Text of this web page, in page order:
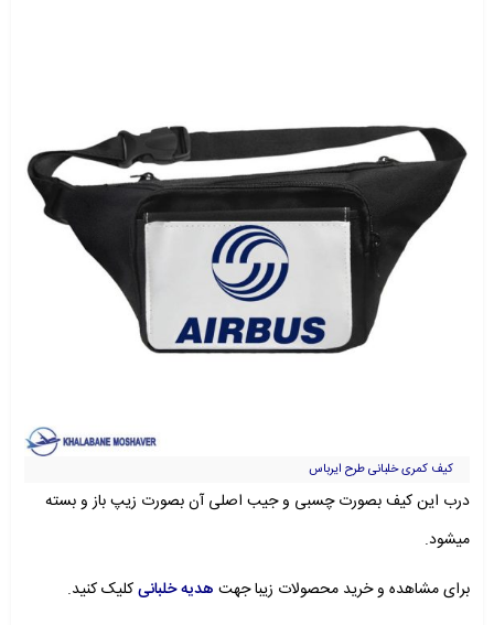
کیف کمری خلبانی طرح ایرباس
درب این کیف بصورت چسبی و جیب اصلی آن بصورت زیپ باز و بسته
میشود.
برای مشاهده و خرید محصولات زیبا جهت هدیه خلبانیکلیک کنید.